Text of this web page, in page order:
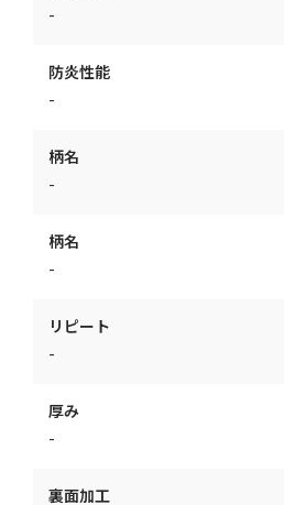
-
防炎性能
-
柄名
-
柄名
-
リピート
-
厚み
-
裏面加工